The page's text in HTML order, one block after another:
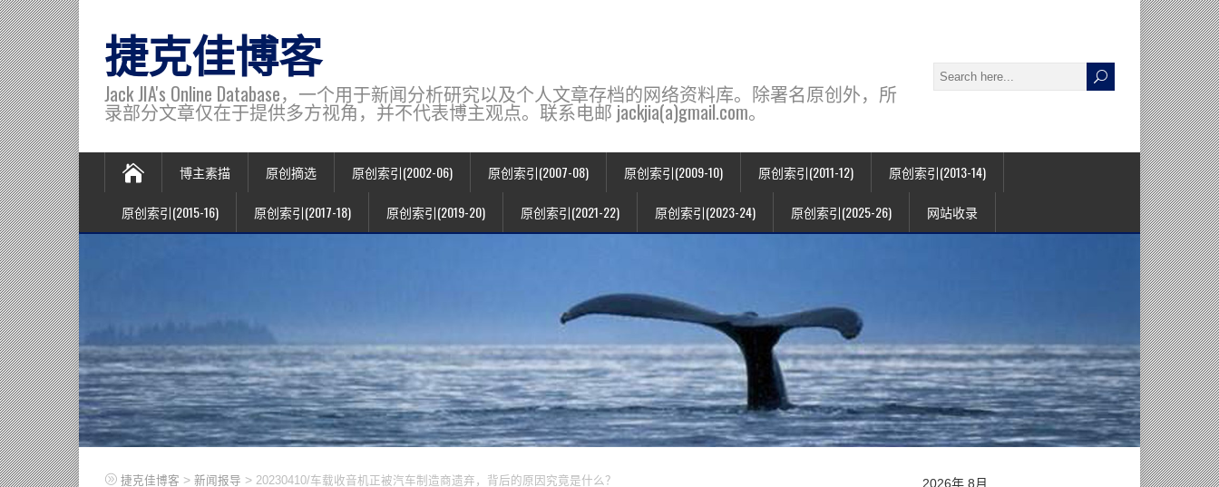
捷克佳博客
Jack JIA's Online Database，一个用于新闻分析研究以及个人文章存档的网络资料库。除署名原创外，所
录部分文章仅在于提供多方视角，并不代表博主观点。联系电邮 jackjia(a)gmail.com。
博主素描 原创摘选 原创索引(2002-06) 原创索引(2007-08) 原创索引(2009-10) 原创索引(2011-12) 原创索引(2013-14)
原创索引(2015-16) 原创索引(2017-18) 原创索引(2019-20) 原创索引(2021-22) 原创索引(2023-24) 原创索引(2025-26) 网站收录
捷克佳博客 > 新闻报导 > 20230410/车载收音机正被汽车制造商遗弃，背后的原因究竟是什么？
2026年 8月